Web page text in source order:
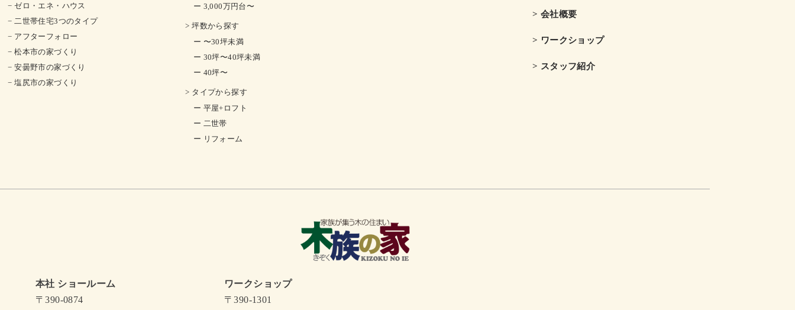
− ゼロ・エネ・ハウス
− 二世帯住宅3つのタイプ
− アフターフォロー
− 松本市の家づくり
− 安曇野市の家づくり
− 塩尻市の家づくり
ー 3,000万円台〜
> 坪数から探す
ー 〜30坪未満
ー 30坪〜40坪未満
ー 40坪〜
> タイプから探す
ー 平屋+ロフト
ー 二世帯
ー リフォーム
> 会社概要
> ワークショップ
> スタッフ紹介
本社 ショールーム
〒390-0874
ワークショップ
〒390-1301